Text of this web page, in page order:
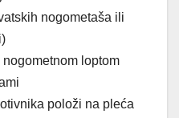
nogometaša ili
loptom
položi na pleća